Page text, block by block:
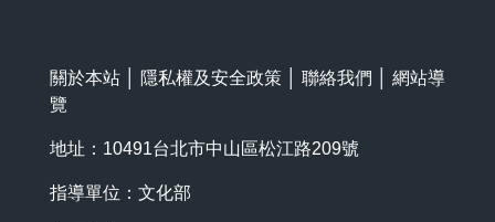
關於本站 隱私權及安全政策 聯絡我們
網站導
覽
地址：10491台北市中山區松江路209號
指導單位：文化部